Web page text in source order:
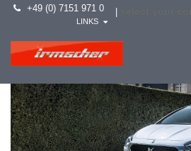
+49 (0) 7151 971 0
LINKS